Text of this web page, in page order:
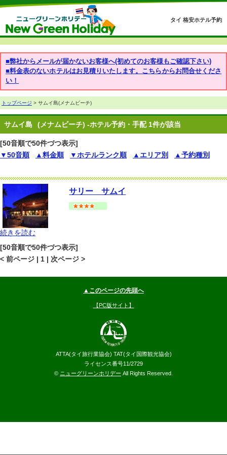
タイ 格安ホテル予約
■弊社からメールが届かないお客様へ(初めてのお客様もご確認下さい)
■料金表のないホテルはお見積りいたします。こちらからお問合せくださ
い！
トップページ > サムイ島(メナムビーチ)
サムイ島 (メナムビーチ) -ホテル予約・手配 1件が該当
[50音順で50件づつ表示]
▼50音順
▲料金順 ▼ホテルランク順 ▲エリア別 ▲予約種別
サリー サムイ
続きを読む
[50音順で50件づつ表示]
< 前ページ | 1 | 次ページ >
▲このページの先頭へ
【PC版サイト】
ATTA(タイ旅行業協会) TAT(タイ国際観光協会)
ライセンス番号11/2729
© ニューグリーンホリデー All Rights Reserved.